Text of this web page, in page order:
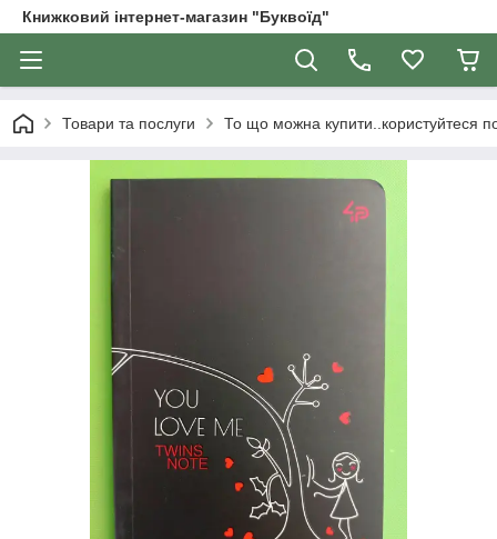
Книжковий інтернет-магазин "Буквоїд"
Товари та послуги То що можна купити..користуйтеся